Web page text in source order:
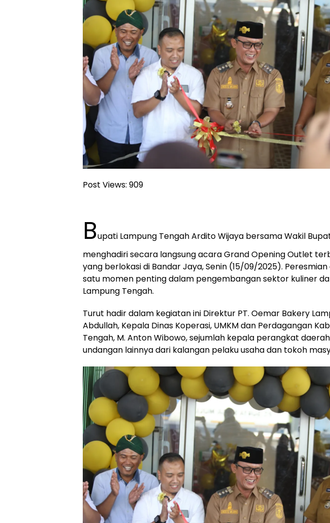
Post Views: 909
Bupati Lampung Tengah Ardito Wijaya bersama Wakil
menghadiri secara langsung acara Grand Opening Outlet
yang berlokasi di Bandar Jaya, Senin (15/09/2025).
satu momen penting dalam pengembangan sektor kuliner
Lampung Tengah.
Turut hadir dalam kegiatan ini Direktur PT. Oemar Bakery
Abdullah, Kepala Dinas Koperasi, UMKM dan Perdagangan
Tengah, M. Anton Wibowo, sejumlah kepala perangkat
undangan lainnya dari kalangan pelaku usaha dan tokoh